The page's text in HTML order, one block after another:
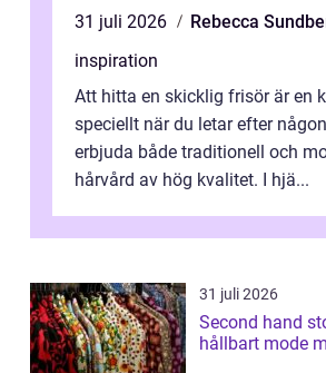
31 juli 2026
Rebecca
inspiration
Att hitta en skicklig frisör är en
speciellt när du letar efter
erbjuda både traditionell och
hårvård av hög kvalitet. I hjä...
31 juli 2026
Second hand
hållbart mode